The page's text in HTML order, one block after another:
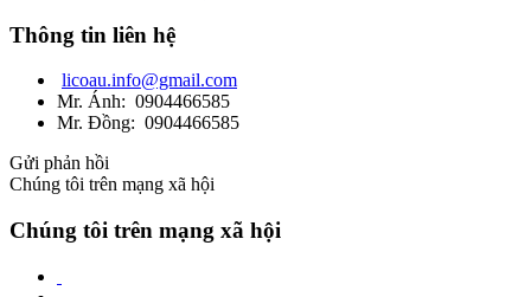
Thông tin liên hệ
licoau.info@gmail.com
Mr. Ánh: 0904466585
Mr. Đồng: 0904466585
Gửi phản hồi
Chúng tôi trên mạng xã hội
Chúng tôi trên mạng xã hội